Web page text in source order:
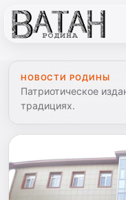
НОВОСТИ РОДИНЫ
Патриотическое
традициях.